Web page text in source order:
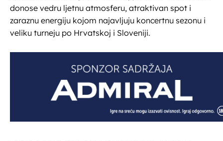
donose vedru ljetnu atmosferu, atraktivan spot i
zaraznu energiju kojom najavljuju koncertnu sezonu i
veliku turneju po Hrvatskoj i Sloveniji.